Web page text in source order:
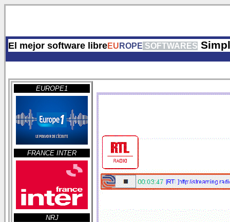
El mejor software libreEU ROPE SOFTWARES
EUROPE1
FRANCE INTER
NRJ